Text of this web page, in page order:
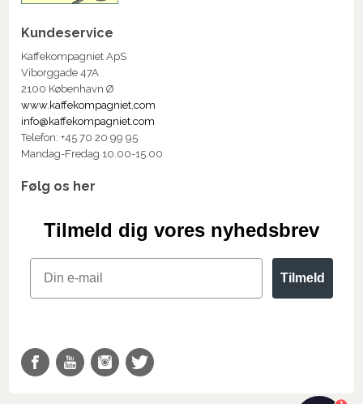
Kundeservice
Kaffekompagniet ApS
Viborggade 47A
2100 København Ø
www.kaffekompagniet.com
info@kaffekompagniet.com
Telefon: +45 70 20 99 95
Mandag-Fredag 10.00-15.00
Følg os her
Tilmeld dig vores nyhedsbrev
Email
Tilmeld